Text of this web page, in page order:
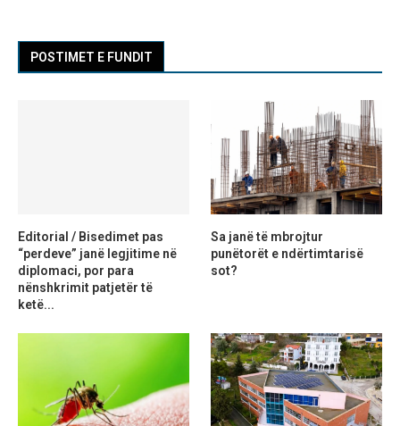
POSTIMET E FUNDIT
Editorial / Bisedimet pas
“perdeve” janë legjitime në
diplomaci, por para
nënshkrimit patjetër të
ketë...
Sa janë të mbrojtur
punëtorët e ndërtimtarisë
sot?